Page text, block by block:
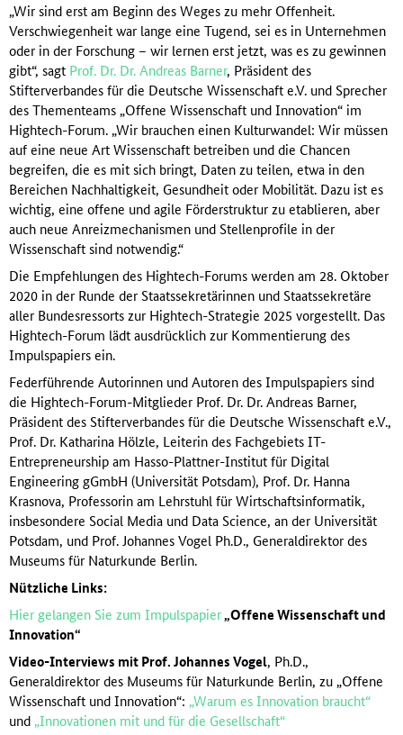
„Wir sind erst am Beginn des Weges zu mehr Offenheit.
Verschwiegenheit war lange eine Tugend, sei es in Unternehmen
oder in der Forschung – wir lernen erst jetzt, was es zu gewinnen
gibt“, sagt Prof. Dr. Dr. Andreas Barner, Präsident des
Stifterverbandes für die Deutsche Wissenschaft e.V. und Sprecher
des Thementeams „Offene Wissenschaft und Innovation“ im
Hightech-Forum. „Wir brauchen einen Kulturwandel: Wir müssen
auf eine neue Art Wissenschaft betreiben und die Chancen
begreifen, die es mit sich bringt, Daten zu teilen, etwa in den
Bereichen Nachhaltigkeit, Gesundheit oder Mobilität. Dazu ist es
wichtig, eine offene und agile Förderstruktur zu etablieren, aber
auch neue Anreizmechanismen und Stellenprofile in der
Wissenschaft sind notwendig.“
Die Empfehlungen des Hightech-Forums werden am 28. Oktober
2020 in der Runde der Staatssekretärinnen und Staatssekretäre
aller Bundesressorts zur Hightech-Strategie 2025 vorgestellt. Das
Hightech-Forum lädt ausdrücklich zur Kommentierung des
Impulspapiers ein.
Federführende Autorinnen und Autoren des Impulspapiers sind
die Hightech-Forum-Mitglieder Prof. Dr. Dr. Andreas Barner,
Präsident des Stifterverbandes für die Deutsche Wissenschaft e.V.,
Prof. Dr. Katharina Hölzle, Leiterin des Fachgebiets IT-
Entrepreneurship am Hasso-Plattner-Institut für Digital
Engineering gGmbH (Universität Potsdam), Prof. Dr. Hanna
Krasnova, Professorin am Lehrstuhl für Wirtschaftsinformatik,
insbesondere Social Media und Data Science, an der Universität
Potsdam, und Prof. Johannes Vogel Ph.D., Generaldirektor des
Museums für Naturkunde Berlin.
Nützliche Links:
Hier gelangen Sie zum Impulspapier„Offene Wissenschaft und
Innovation“
Video-Interviews mit Prof. Johannes Vogel, Ph.D.,
Generaldirektor des Museums für Naturkunde Berlin, zu „Offene
Wissenschaft und Innovation“: „Warum es Innovation braucht“
und „Innovationen mit und für die Gesellschaft“